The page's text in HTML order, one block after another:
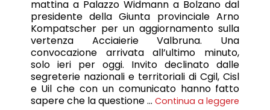
mattina a Palazzo Widmann a Bolzano dal
presidente della Giunta provinciale Arno
Kompatscher per un aggiornamento sulla
vertenza Acciaierie Valbruna. Una
convocazione arrivata all’ultimo minuto,
solo ieri per oggi. Invito declinato dalle
segreterie nazionali e territoriali di Cgil, Cisl
e Uil che con un comunicato hanno fatto
sapere che la questione … Continua a leggere